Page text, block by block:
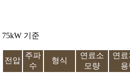
75kW 기준
전압
주파
수
형식
연료소
모량
연